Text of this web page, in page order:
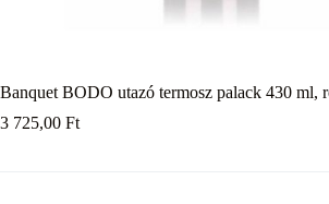
Banquet BODO utazó termosz palack 430 ml,
3 725,00 Ft